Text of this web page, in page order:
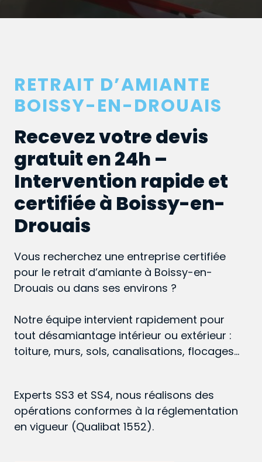
RETRAIT D’AMIANTE
BOISSY-EN-DROUAIS
Recevez votre devis
gratuit en 24h –
Intervention rapide et
certifiée à Boissy-en-
Drouais
Vous recherchez une entreprise certifiée
pour le retrait d’amiante à Boissy-en-
Drouais ou dans ses environs ?
Notre équipe intervient rapidement pour
tout désamiantage intérieur ou extérieur :
toiture, murs, sols, canalisations, flocages…
Experts SS3 et SS4, nous réalisons des
opérations conformes à la réglementation
en vigueur (Qualibat 1552).